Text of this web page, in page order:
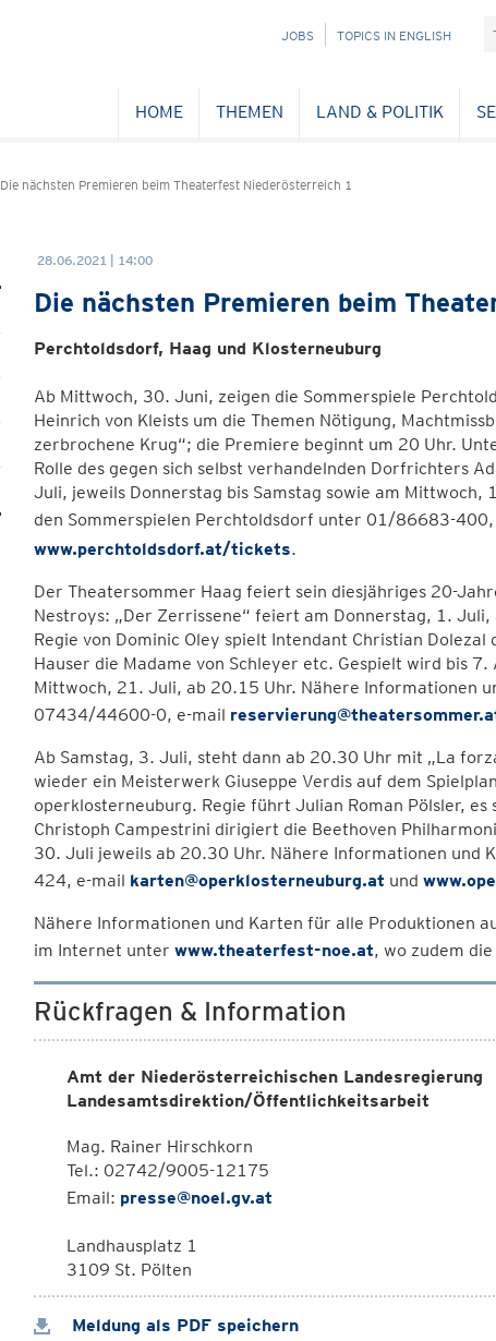
NAVIGATION
JOBS TOPICS IN ENGLISH
HOME THEMEN LAND & POLITIK
Die nächsten Premieren beim Theaterfest Niederösterreich 1
28.06.2021 | 14:00
Die nächsten Premieren beim
Perchtoldsdorf, Haag und Klosterneuburg
Ab Mittwoch, 30. Juni, zeigen die Sommerspiele
Heinrich von Kleists um die Themen Nötigung,
zerbrochene Krug“; die Premiere beginnt um 20 Uhr.
Rolle des gegen sich selbst verhandelnden Dorfrichters
Juli, jeweils Donnerstag bis Samstag sowie am
den Sommerspielen Perchtoldsdorf unter 01/86683-400,
www.perchtoldsdorf.at/tickets.
Der Theatersommer Haag feiert sein diesjähriges 20-
Nestroys: „Der Zerrissene“ feiert am Donnerstag, 1.
Regie von Dominic Oley spielt Intendant Christian
Hauser die Madame von Schleyer etc. Gespielt wird bis
Mittwoch, 21. Juli, ab 20.15 Uhr. Nähere Informationen
07434/44600-0, e-mail
Ab Samstag, 3. Juli, steht dann ab 20.30 Uhr mit „La
wieder ein Meisterwerk Giuseppe Verdis auf dem
operklosterneuburg. Regie führt Julian Roman Pölsler,
Christoph Campestrini dirigiert die Beethoven
30. Juli jeweils ab 20.30 Uhr. Nähere Informationen
424, e-mail karten@operklosterneuburg.at und
Nähere Informationen und Karten für alle Produktionen
im Internet unter www.theaterfest-noe.at, wo zudem
Rückfragen & Information
Amt der Niederösterreichischen Landesregierung
Landesamtsdirektion/Öffentlichkeitsarbeit
Mag. Rainer Hirschkorn
Tel.: 02742/9005-12175
Email: presse@noel.gv.at
Landhausplatz 1
3109 St. Pölten
Meldung als PDF speichern